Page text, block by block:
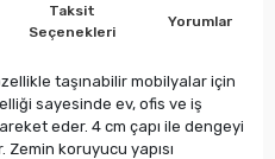
Taksit
Seçenekleri
Yorumlar
taşınabilir mobilyalar için
sayesinde ev, ofis ve iş
eder. 4 cm çapı ile dengeyi
Zemin koruyucu yapısı